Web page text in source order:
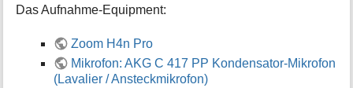
Das Aufnahme-Equipment:
Zoom H4n Pro
Mikrofon: AKG C 417 PP Kondensator-Mikrofon
(Lavalier / Ansteckmikrofon)